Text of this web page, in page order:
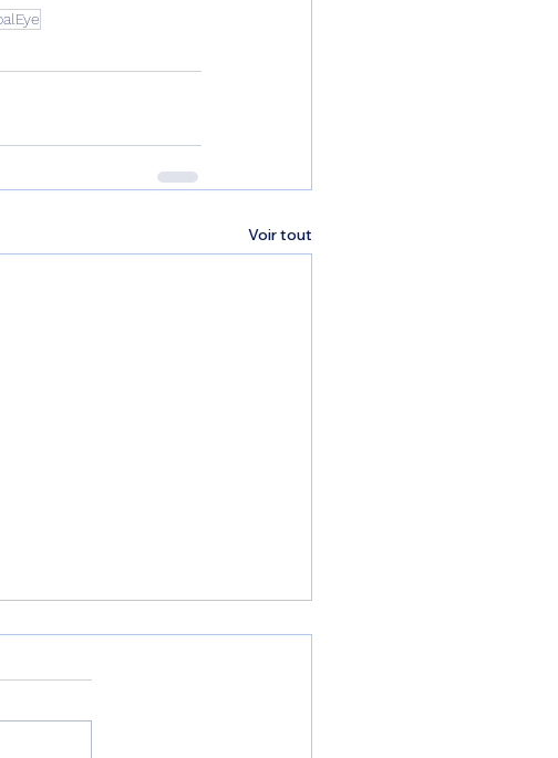
Voir tout